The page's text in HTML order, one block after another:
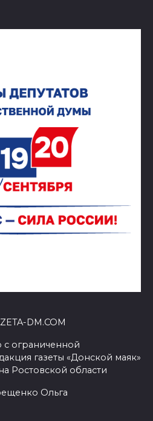
DM.COM
с ограниченной
газеты «Донской маяк»
Ростовской области
Ольга